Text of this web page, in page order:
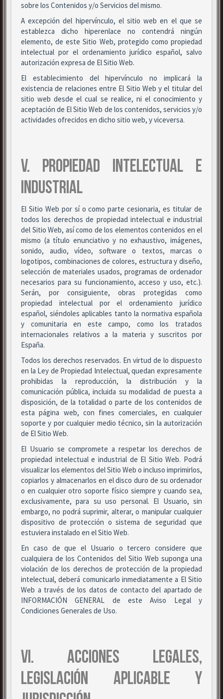
sobre los Contenidos y/o Servicios del mismo.
A excepción del hipervínculo, el sitio web en el que se
establezca dicho hiperenlace no contendrá ningún
elemento, de este Sitio Web, protegido como propiedad
intelectual por el ordenamiento jurídico español, salvo
autorización expresa de El Sitio Web.
El establecimiento del hipervínculo no implicará la
existencia de relaciones entre El Sitio Web y el titular del
sitio web desde el cual se realice, ni el conocimiento y
aceptación de El Sitio Web de los contenidos, servicios y/o
actividades ofrecidos en dicho sitio web, y viceversa.
V. PROPIEDAD INTELECTUAL E
INDUSTRIAL
El Sitio Web por sí o como parte cesionaria, es titular de
todos los derechos de propiedad intelectual e industrial
del Sitio Web, así como de los elementos contenidos en el
mismo (a título enunciativo y no exhaustivo, imágenes,
sonido, audio, vídeo, software o textos, marcas o
logotipos, combinaciones de colores, estructura y diseño,
selección de materiales usados, programas de ordenador
necesarios para su funcionamiento, acceso y uso, etc.).
Serán, por consiguiente, obras protegidas como
propiedad intelectual por el ordenamiento jurídico
español, siéndoles aplicables tanto la normativa española
y comunitaria en este campo, como los tratados
internacionales relativos a la materia y suscritos por
España.
Todos los derechos reservados. En virtud de lo dispuesto
en la Ley de Propiedad Intelectual, quedan expresamente
prohibidas la reproducción, la distribución y la
comunicación pública, incluida su modalidad de puesta a
disposición, de la totalidad o parte de los contenidos de
esta página web, con fines comerciales, en cualquier
soporte y por cualquier medio técnico, sin la autorización
de El Sitio Web.
El Usuario se compromete a respetar los derechos de
propiedad intelectual e industrial de El Sitio Web. Podrá
visualizar los elementos del Sitio Web o incluso imprimirlos,
copiarlos y almacenarlos en el disco duro de su ordenador
o en cualquier otro soporte físico siempre y cuando sea,
exclusivamente, para su uso personal. El Usuario, sin
embargo, no podrá suprimir, alterar, o manipular cualquier
dispositivo de protección o sistema de seguridad que
estuviera instalado en el Sitio Web.
En caso de que el Usuario o tercero considere que
cualquiera de los Contenidos del Sitio Web suponga una
violación de los derechos de protección de la propiedad
intelectual, deberá comunicarlo inmediatamente a El Sitio
Web a través de los datos de contacto del apartado de
INFORMACIÓN GENERAL de este Aviso Legal y
Condiciones Generales de Uso.
VI. ACCIONES LEGALES,
LEGISLACIÓN APLICABLE Y